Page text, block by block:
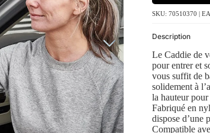
SKU: 70510370 |
Description
Le Caddie de
pour entrer et
vous suffit de
solidement à
la hauteur
Fabriqué en
dispose d’une
Compatible